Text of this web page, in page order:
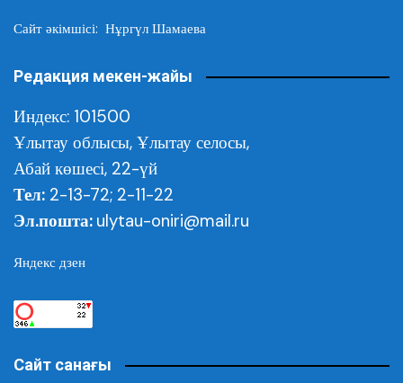
Сайт әкімшісі: Нұргүл Шамаева
Редакция мекен-жайы
Индекс: 101500
Ұлытау облысы, Ұлытау селосы,
Абай көшесі, 22-үй
Тел: 2-13-72; 2-11-22
Эл.пошта: ulytau-oniri@mail.ru
Яндекс дзен
Сайт санағы